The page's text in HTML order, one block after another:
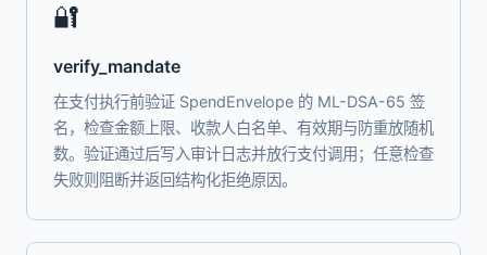
🔐
verify_mandate
在支付执行前验证 SpendEnvelope 的 ML-DSA-65 签
名，检查金额上限、收款人白名单、有效期与防重放随机
数。验证通过后写入审计日志并放行支付调用；任意检查
失败则阻断并返回结构化拒绝原因。